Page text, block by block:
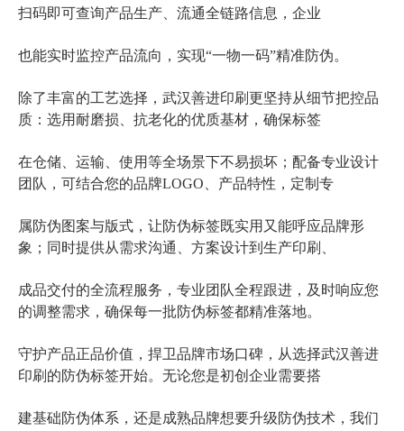
扫码即可查询产品生产、流通全链路信息，企业
也能实时监控产品流向，实现“一物一码”精准防伪。
除了丰富的工艺选择，武汉善进印刷更坚持从细节把控品
质：选用耐磨损、抗老化的优质基材，确保标签
在仓储、运输、使用等全场景下不易损坏；配备专业设计
团队，可结合您的品牌LOGO、产品特性，定制专
属防伪图案与版式，让防伪标签既实用又能呼应品牌形
象；同时提供从需求沟通、方案设计到生产印刷、
成品交付的全流程服务，专业团队全程跟进，及时响应您
的调整需求，确保每一批防伪标签都精准落地。
守护产品正品价值，捍卫品牌市场口碑，从选择武汉善进
印刷的防伪标签开始。无论您是初创企业需要搭
建基础防伪体系，还是成熟品牌想要升级防伪技术，我们